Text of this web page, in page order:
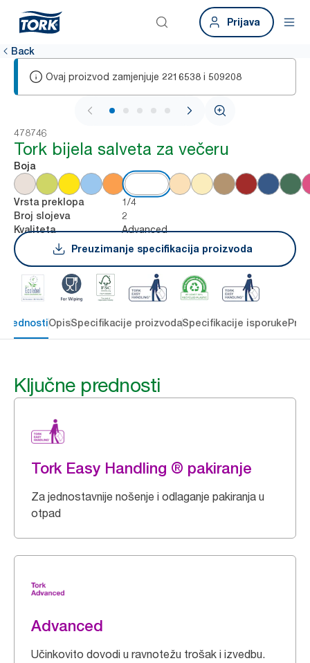
Prijava
Back
Ovaj proizvod zamjenjuje 2216538 i 509208
1 / 5
478746
Tork bijela salveta za večeru
Boja
Vrsta preklopa 1/4
Broj slojeva 2
Kvaliteta
Advanced
Preuzimanje specifikacija proizvoda
prednostiOpisSpecifikacije proizvodaSpecifikacije isporuke
Ključne prednosti
Tork Easy Handling ® pakiranje
Za jednostavnije nošenje i odlaganje pakiranja u
otpad
Advanced
Učinkovito dovodi u ravnotežu trošak i izvedbu.